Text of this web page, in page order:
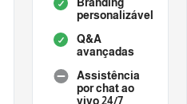
personalizável
Q&A
avançadas
Assistência
por chat ao
vivo 24/7